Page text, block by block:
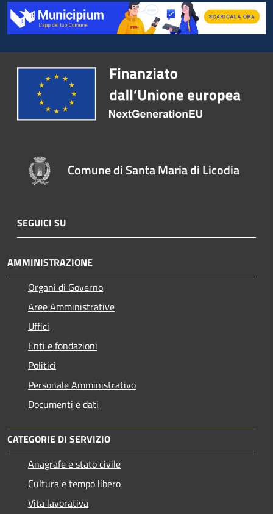
Comune di Santa Maria di Licodia
SEGUICI SU
AMMINISTRAZIONE
Organi di Governo
Aree Amministrative
Uffici
Enti e fondazioni
Politici
Personale Amministrativo
Documenti e dati
CATEGORIE DI SERVIZIO
Anagrafe e stato civile
Cultura e tempo libero
Vita lavorativa